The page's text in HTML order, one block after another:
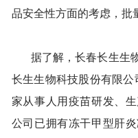
品安全性方面的考虑，批
据了解，长春长生生
长生生物科技股份有限公
家从事人用疫苗研发、
公司已拥有冻干甲型肝